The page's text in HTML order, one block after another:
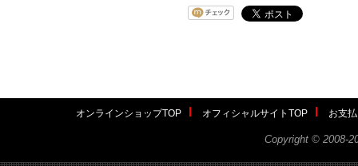
オンラインショップTOP オフィシャルサイトTOP お支
Copyright © 2008-